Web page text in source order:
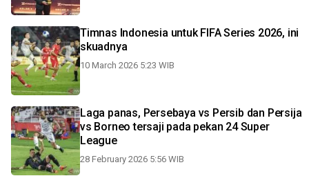
Timnas Indonesia untuk FIFA Series 2026, ini
skuadnya
10 March 2026 5:23 WIB
Laga panas, Persebaya vs Persib dan Persija
vs Borneo tersaji pada pekan 24 Super
League
28 February 2026 5:56 WIB